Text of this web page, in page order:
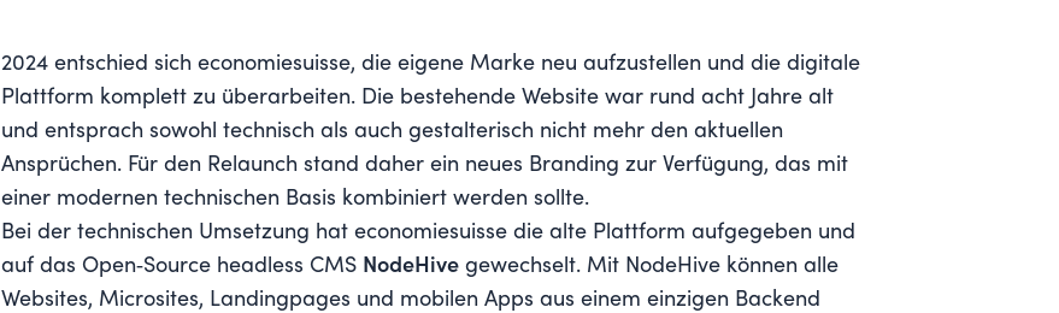
2024 entschied sich economiesuisse, die eigene Marke neu aufzustellen und die digitale
Plattform komplett zu überarbeiten. Die bestehende Website war rund acht Jahre alt
und entsprach sowohl technisch als auch gestalterisch nicht mehr den aktuellen
Ansprüchen. Für den Relaunch stand daher ein neues Branding zur Verfügung, das mit
einer modernen technischen Basis kombiniert werden sollte.
Bei der technischen Umsetzung hat economiesuisse die alte Plattform aufgegeben und
auf das Open‑Source headless CMS NodeHive gewechselt. Mit NodeHive können alle
Websites, Microsites, Landingpages und mobilen Apps aus einem einzigen Backend